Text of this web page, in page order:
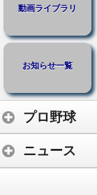
動画ライブラリ
お知らせ一覧
プロ野球
ニュース